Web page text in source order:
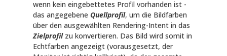
wenn kein eingebettetes Profil vorhanden ist -
das angegebene Quellprofil, um die Bildfarben
über den ausgewählten Rendering-Intent in das
Zielprofilzu konvertieren. Das Bild wird somit in
Echtfarben angezeigt (vorausgesetzt, der